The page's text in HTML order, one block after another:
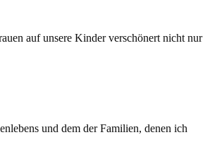
auf unsere Kinder verschönert nicht nur
und dem der Familien, denen ich